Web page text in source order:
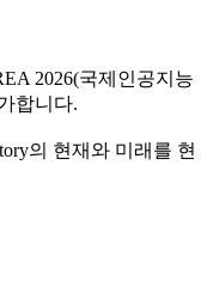
2026(국제인공지능
합니다.
의 현재와 미래를 현